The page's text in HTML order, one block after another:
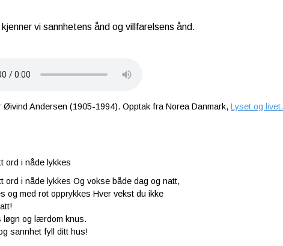
vi sannhetens ånd og villfarelsens ånd.
Andersen (1905-1994). Opptak fra Norea Danmark,Lyset og livet.
ord i nåde lykkes
ord i nåde lykkes Og vokse både dag og natt,
og med rot opprykkes Hver vekst du ikke
løgn og lærdom knus.
sannhet fyll ditt hus!